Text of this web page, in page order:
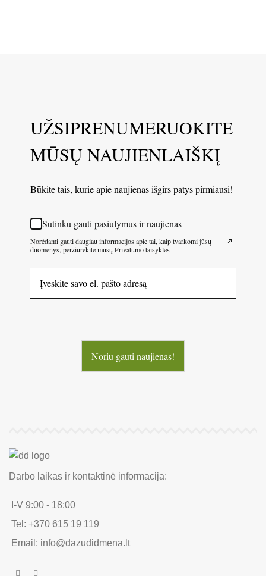
UŽSIPRENUMERUOKITE
MŪSŲ NAUJIENLAIŠKĮ
Būkite tais, kurie apie naujienas išgirs patys pirmiausi!
Sutinku gauti pasiūlymus ir naujienas
Norėdami gauti daugiau informacijos apie tai, kaip tvarkomi jūsų
duomenys, peržiūrėkite mūsų Privatumo taisykles
Noriu gauti naujienas!
Darbo laikas ir kontaktinė informacija:
I-V 9:00 - 18:00
Tel: +370 615 19 119
Email: info@dazudidmena.lt